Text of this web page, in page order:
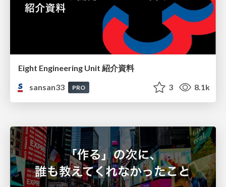
Eight Engineering Unit 紹介資料
sansan33
PRO 3 8.1k